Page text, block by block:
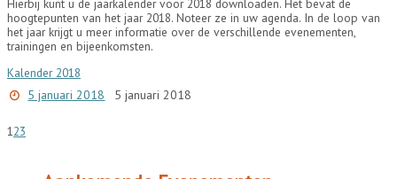
Hierbij kunt u de jaarkalender voor 2018 downloaden. Het bevat de
hoogtepunten van het jaar 2018. Noteer ze in uw agenda. In de loop van
het jaar krijgt u meer informatie over de verschillende evenementen,
trainingen en bijeenkomsten.
Kalender 2018
5 januari 2018
5 januari 2018
123